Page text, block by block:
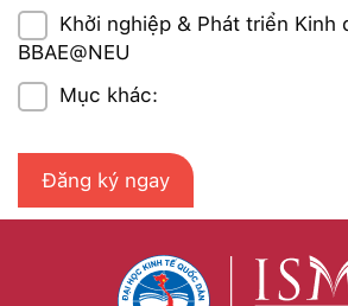
Khởi nghiệp & Phát triển Kinh
BBAE@NEU
Mục khác: